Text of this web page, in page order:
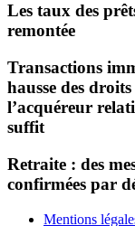
Les taux des
remontée
Transactions
hausse des
l’acquéreur
suffit
Retraite : des
confirmées par
Mentions